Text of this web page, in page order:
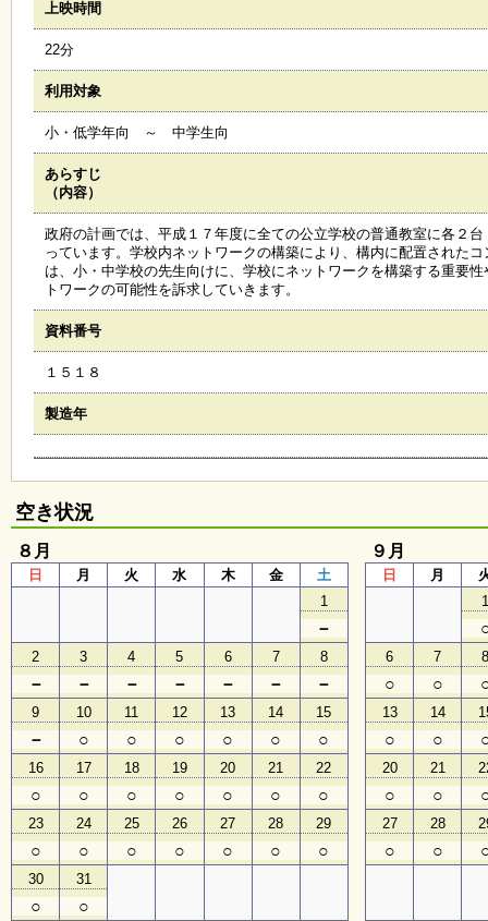
い
木
覧
ャ
リ
オ
ン
ラ
イ
ン
マ
い
ち
ょ
う
並
木
子
ど
も
向
け
イ
上映時間
22分
利用対象
小・低学年向 ～ 中学生向
あらすじ
（内容）
政府の計画では、平成１７年度に全ての公立学校の普通教室に各２
っています。学校内ネットワークの構築により、構内に配置された
は、小・中学校の先生向けに、学校にネットワークを構築する重要
トワークの可能性を訴求していきます。
資料番号
１５１８
製造年
空き状況
８月
日 月 火 水 木 金
土
1
－
2
－
3
－
4
－
5
－
6
－
7
－
8
－
9
－
10
○
11
○
12
○
13
○
14
○
15
○
16
○
17
○
18
○
19
○
20
○
21
○
22
○
23
○
24
○
25
○
26
○
27
○
28
○
29
○
30
○
31
○
９月
日 月
6
○
7
○
13
○
14
○
20
○
21
○
27
○
28
○